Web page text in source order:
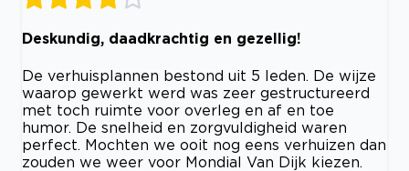
Deskundig, daadkrachtig en gezellig!
De verhuisplannen bestond uit 5 leden. De wijze
waarop gewerkt werd was zeer gestructureerd
met toch ruimte voor overleg en af en toe
humor. De snelheid en zorgvuldigheid waren
perfect. Mochten we ooit nog eens verhuizen dan
zouden we weer voor Mondial Van Dijk kiezen.